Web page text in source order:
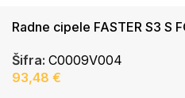
Radne cipele FASTER S3 S
Šifra: C0009V004
93,48 €